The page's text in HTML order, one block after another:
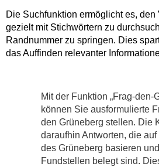
Die Suchfunktion ermöglicht es, den
gezielt mit Stichwörtern zu
Randnummer zu springen. Dies
das Auffinden relevanter
Mit der Funktion „Frag-den-
können Sie ausformulierte
den Grüneberg stellen. Die
daraufhin Antworten, die
des Grüneberg basieren
Fundstellen belegt sind.